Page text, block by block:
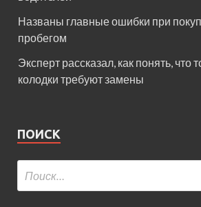
Названы главные ошибки при
пробегом
Эксперт рассказал, как понять, что
колодки требуют замены
ПОИСК